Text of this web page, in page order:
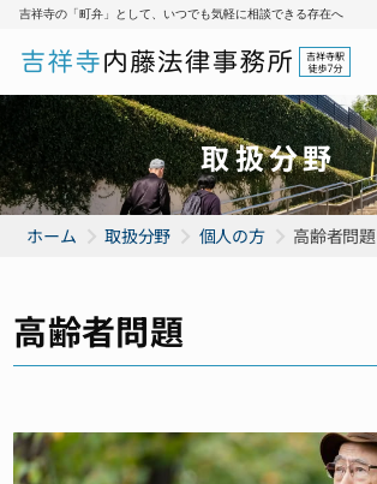
吉祥寺の「町弁」として、いつでも気軽に相談できる存在へ
取扱分野
ホーム 取扱分野 個人の方 高齢者問題
高齢者問題